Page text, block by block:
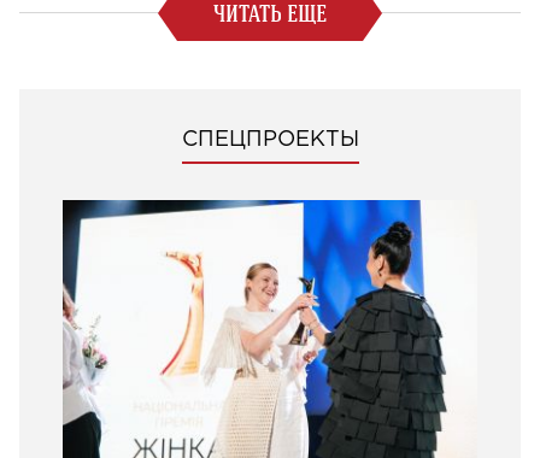
ЧИТАТЬ ЕЩЕ
СПЕЦПРОЕКТЫ